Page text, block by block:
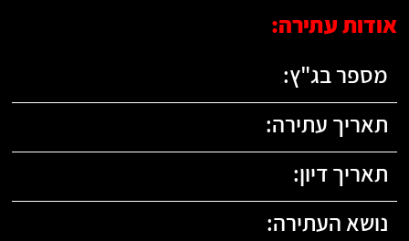
אודות עתירה:
מספר בג"ץ:
תאריך עתירה:
תאריך דיון:
נושא העתירה: